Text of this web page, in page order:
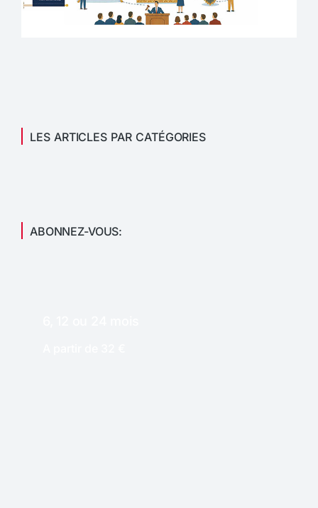
LES ARTICLES PAR CATÉGORIES
ABONNEZ-VOUS: